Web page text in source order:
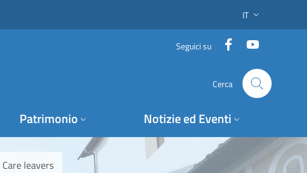
SELETTORE
IT
Seguici su Facebook
Cerca
Patrimonio Notizie ed Eventi
leavers